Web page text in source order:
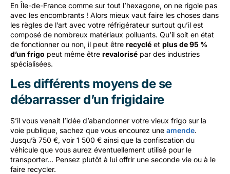
En Île-de-France comme sur tout l’hexagone, on ne rigole pas
avec les encombrants ! Alors mieux vaut faire les choses dans
les règles de l’art avec votre réfrigérateur surtout qu’il est
composé de nombreux matériaux polluants. Qu’il soit en état
de fonctionner ou non, il peut être recyclé et plus de 95 %
d’un frigo peut même être revalorisé par des industries
spécialisées.
Les différents moyens de se
débarrasser d’un frigidaire
S’il vous venait l’idée d’abandonner votre vieux frigo sur la
voie publique, sachez que vous encourez une amende.
Jusqu’à 750 €, voir 1 500 € ainsi que la confiscation du
véhicule que vous aurez éventuellement utilisé pour le
transporter… Pensez plutôt à lui offrir une seconde vie ou à le
faire recycler.